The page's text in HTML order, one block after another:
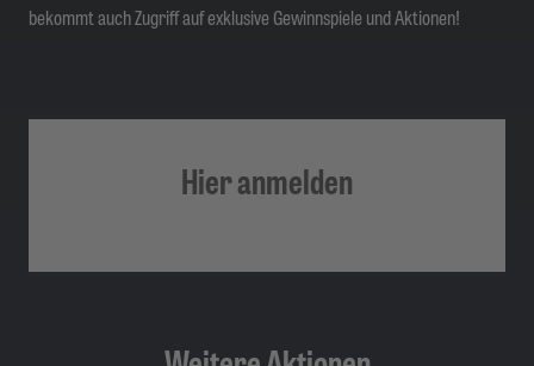
bekommt auch Zugriff auf exklusive Gewinnspiele und Aktionen!
Hier anmelden